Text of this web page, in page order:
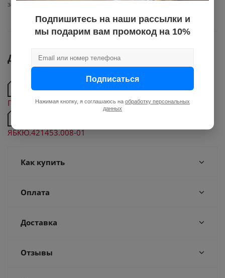
загазованности
Документы
Декларация о соответствии автоматики ЦИТ-
Плюс с 27 мая 2021 по 16 мая 2026
ЯБКЮ.421453.008-01
Как купить
Оплата
Доставка
Отзывы
Подпишитесь на наши рассылки и
мы подарим вам промокод на 10%
Подписаться
Нажимая кнопку, я соглашаюсь на обработку персональных
данных